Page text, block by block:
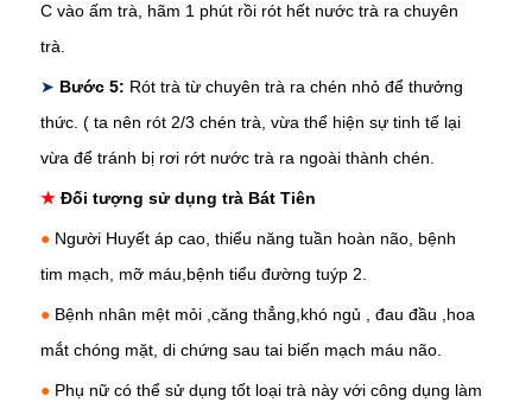
C vào ấm trà, hãm 1 phút rồi rót hết nước trà ra chuyên
trà.
➤ Bước 5: Rót trà từ chuyên trà ra chén nhỏ để thưởng
thức. ( ta nên rót 2/3 chén trà, vừa thể hiện sự tinh tế lại
vừa để tránh bị rơi rớt nước trà ra ngoài thành chén.
★ Đối tượng sử dụng trà Bát Tiên
● Người Huyết áp cao, thiểu năng tuần hoàn não, bệnh
tim mạch, mỡ máu,bệnh tiểu đường tuýp 2.
● Bệnh nhân mệt mỏi ,căng thẳng,khó ngủ , đau đầu ,hoa
mắt chóng mặt, di chứng sau tai biến mạch máu não.
● Phụ nữ có thể sử dụng tốt loại trà này với công dụng làm